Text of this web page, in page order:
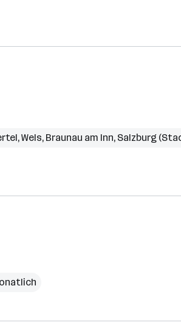
,Wels, Braunau am Inn, Salzburg